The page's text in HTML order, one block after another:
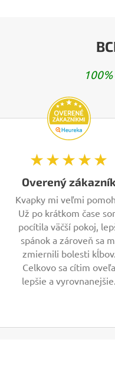
★★★★★
Overený zákazník
Kvapky mi veľmi
Už po krátkom čase
pocítila väčší pokoj,
spánok a zároveň sa
zmiernili bolesti kĺbov.
Celkovo sa cítim oveľa
lepšie a vyrovnanejšie.